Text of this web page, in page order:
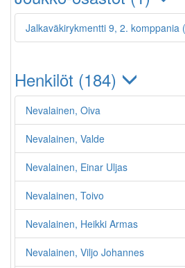
Jalkaväkirykmentti 9, 2. komppania
Henkilöt (184)
Nevalainen, Oiva
Nevalainen, Valde
Nevalainen, Einar Uljas
Nevalainen, Toivo
Nevalainen, Heikki Armas
Nevalainen, Viljo Johannes